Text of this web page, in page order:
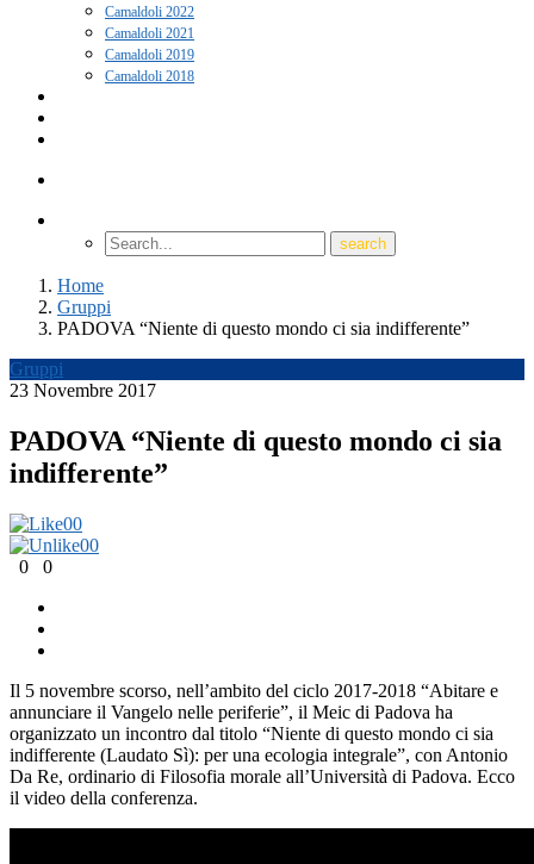
Camaldoli 2022
Camaldoli 2021
Camaldoli 2019
Camaldoli 2018
Home
Gruppi
PADOVA “Niente di questo mondo ci sia indifferente”
Gruppi
23 Novembre 2017
PADOVA “Niente di questo mondo ci sia
indifferente”
00
00
0
0
Il 5 novembre scorso, nell’ambito del ciclo 2017-2018 “Abitare e
annunciare il Vangelo nelle periferie”, il Meic di Padova ha
organizzato un incontro dal titolo “Niente di questo mondo ci sia
indifferente (Laudato Sì): per una ecologia integrale”, con Antonio
Da Re, ordinario di Filosofia morale all’Università di Padova. Ecco
il video della conferenza.